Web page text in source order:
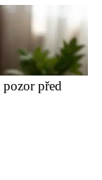
pozor před